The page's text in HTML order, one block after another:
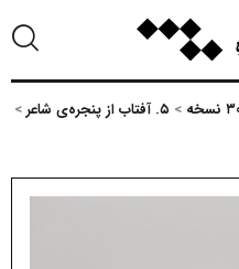
> ۵. آفتاب از پنجره‌ی شاعر
>